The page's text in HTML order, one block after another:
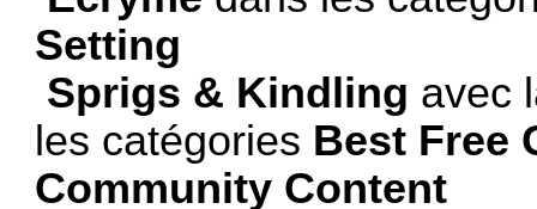
Setting
Sprigs & Kindling avec
les catégories Best Free
Community Content